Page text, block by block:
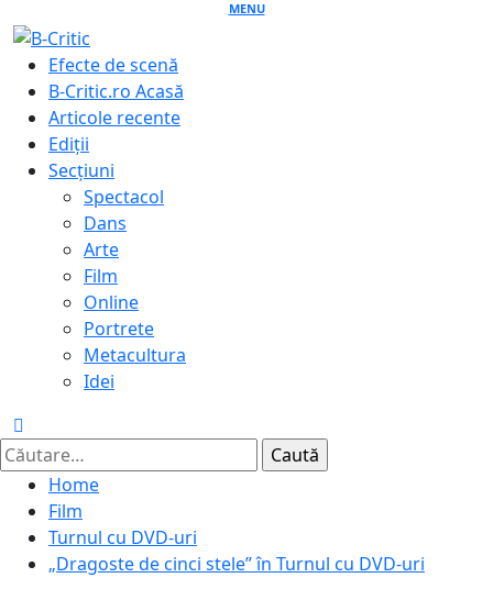
to
content
MENU
Primary
Menu
Efecte de scenă
B-Critic.ro Acasă
Articole recente
Ediții
Secțiuni
Spectacol
Dans
Arte
Film
Online
Portrete
Metacultura
Idei
Caută
după:Home
Film
Turnul cu DVD-uri
„Dragoste de cinci stele” în Turnul cu DVD-uri